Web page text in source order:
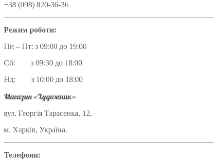
+38 (098) 820-36-36
Режим роботи:
Пн – Пт: з 09:00 до 19:00
Сб: з 09:30 до 18:00
Нд: з 10:00 до 18:00
Магазин «Художник»
вул. Георгія Тарасенка, 12,
м. Харків, Україна.
Телефони: